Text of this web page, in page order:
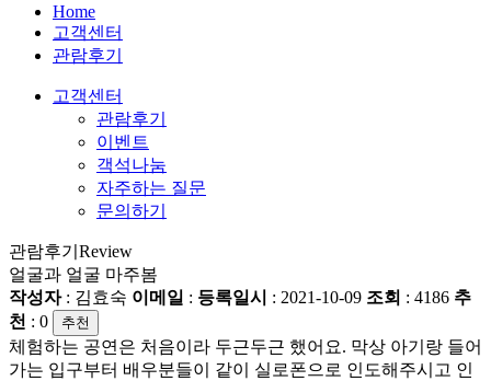
Home
고객센터
관람후기
고객센터
관람후기
이벤트
객석나눔
자주하는 질문
문의하기
관람후기 Review
얼굴과 얼굴 마주봄
작성자: 김효숙 이메일 : 등록일시 : 2021-10-09 조회 : 4186 추
천 : 0 추천
체험하는 공연은 처음이라 두근두근 했어요. 막상 아기랑 들어
가는 입구부터 배우분들이 같이 실로폰으로 인도해주시고 인